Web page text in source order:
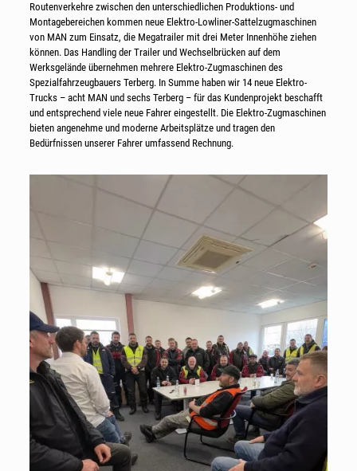
Routenverkehre zwischen den unterschiedlichen Produktions- und
Montagebereichen kommen neue Elektro-Lowliner-Sattelzugmaschinen
von MAN zum Einsatz, die Megatrailer mit drei Meter Innenhöhe ziehen
können. Das Handling der Trailer und Wechselbrücken auf dem
Werksgelände übernehmen mehrere Elektro-Zugmaschinen des
Spezialfahrzeugbauers Terberg. In Summe haben wir 14 neue Elektro-
Trucks – acht MAN und sechs Terberg – für das Kundenprojekt beschafft
und entsprechend viele neue Fahrer eingestellt. Die Elektro-Zugmaschinen
bieten angenehme und moderne Arbeitsplätze und tragen den
Bedürfnissen unserer Fahrer umfassend Rechnung.